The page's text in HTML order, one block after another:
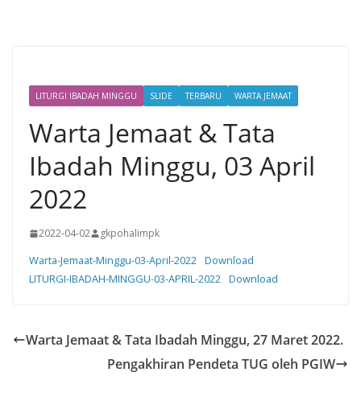
LITURGI IBADAH MINGGU SLIDE TERBARU WARTA JEMAAT
Warta Jemaat & Tata
Ibadah Minggu, 03 April
2022
2022-04-02 gkpohalimpk
Warta-Jemaat-Minggu-03-April-2022 Download
LITURGI-IBADAH-MINGGU-03-APRIL-2022 Download
Warta Jemaat & Tata Ibadah Minggu, 27 Maret 2022.
Pengakhiran Pendeta TUG oleh PGIW